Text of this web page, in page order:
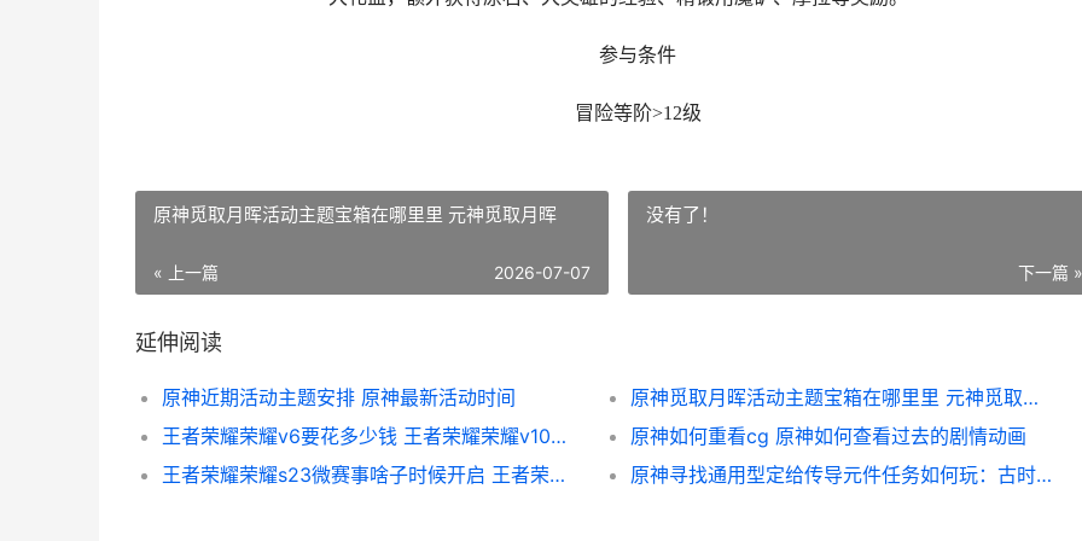
参与条件
冒险等阶>12级
原神觅取月晖活动主题宝箱在哪里里 元神觅取月晖
« 上一篇 2026-07-07
没有了！
下一篇 »
延伸阅读
原神近期活动主题安排 原神最新活动时间
原神觅取月晖活动主题宝箱在哪里里 元神觅取月晖
王者荣耀荣耀v6要花多少钱 王者荣耀荣耀v10需要充多少钱才能达到
原神如何重看cg 原神如何查看过去的剧情动画
王者荣耀荣耀s23微赛事啥子时候开启 王者荣耀荣耀战区怎么修改别的地区
原神寻找通用型定给传导元件任务如何玩：古时孤影定给传导元件位置详细解答 原神寻找通用型角色